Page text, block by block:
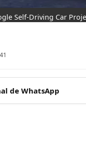
Self-Driving Car
de WhatsApp